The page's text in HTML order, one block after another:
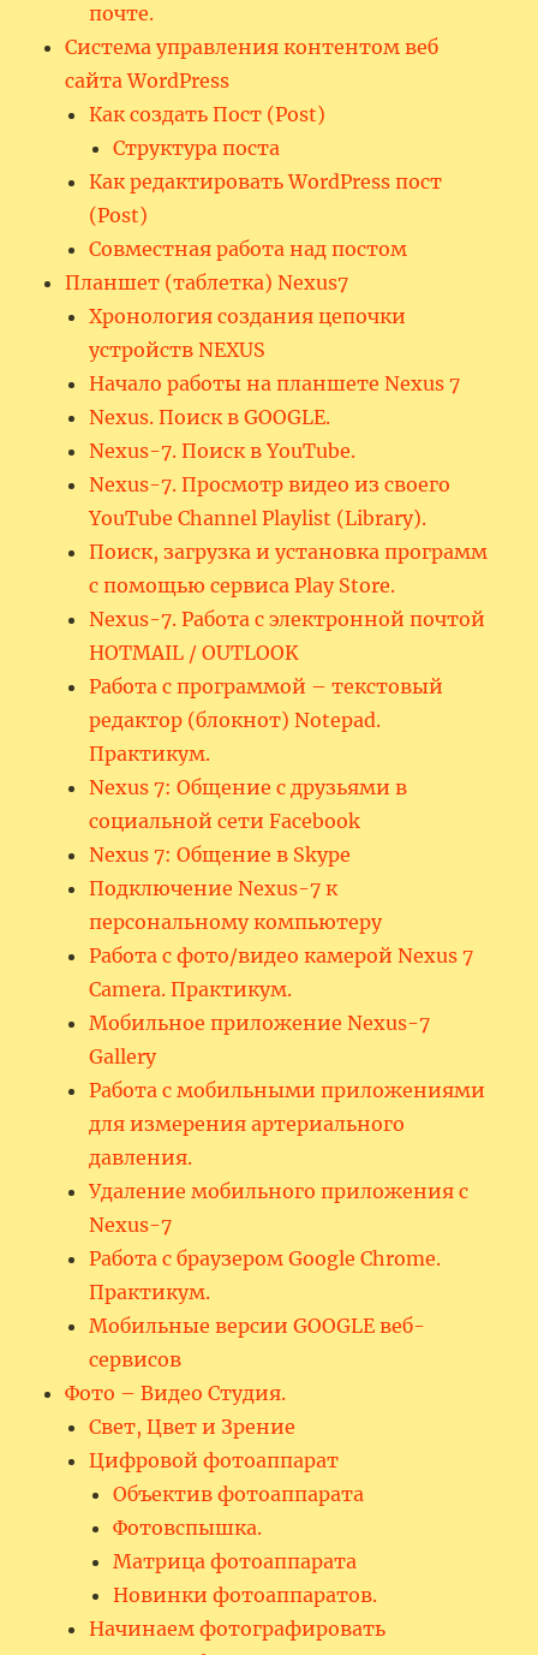
почте.
Система управления контентом веб
сайта WordPress
Как создать Пост (Post)
Структура поста
Как редактировать WordPress пост
(Post)
Совместная работа над постом
Планшет (таблетка) Nexus7
Хронология создания цепочки
устройств NEXUS
Начало работы на планшете Nexus 7
Nexus. Поиск в GOOGLE.
Nexus-7. Поиск в YouTube.
Nexus-7. Просмотр видео из своего
YouTube Channel Playlist (Library).
Поиск, загрузка и установка программ
с помощью сервиса Play Store.
Nexus-7. Работа с электронной почтой
HOTMAIL / OUTLOOK
Работа с программой – текстовый
редактор (блокнот) Notepad.
Практикум.
Nexus 7: Общение с друзьями в
социальной сети Facebook
Nexus 7: Общение в Skype
Подключение Nexus-7 к
персональному компьютеру
Работа с фото/видео камерой Nexus 7
Camera. Практикум.
Мобильное приложение Nexus-7
Gallery
Работа с мобильными приложениями
для измерения артериального
давления.
Удаление мобильного приложения с
Nexus-7
Работа с браузером Google Chrome.
Практикум.
Мобильные версии GOOGLE веб-
сервисов
Фото – Видео Студия.
Свет, Цвет и Зрение
Цифровой фотоаппарат
Объектив фотоаппарата
Фотовспышка.
Матрица фотоаппарата
Новинки фотоаппаратов.
Начинаем фотографировать